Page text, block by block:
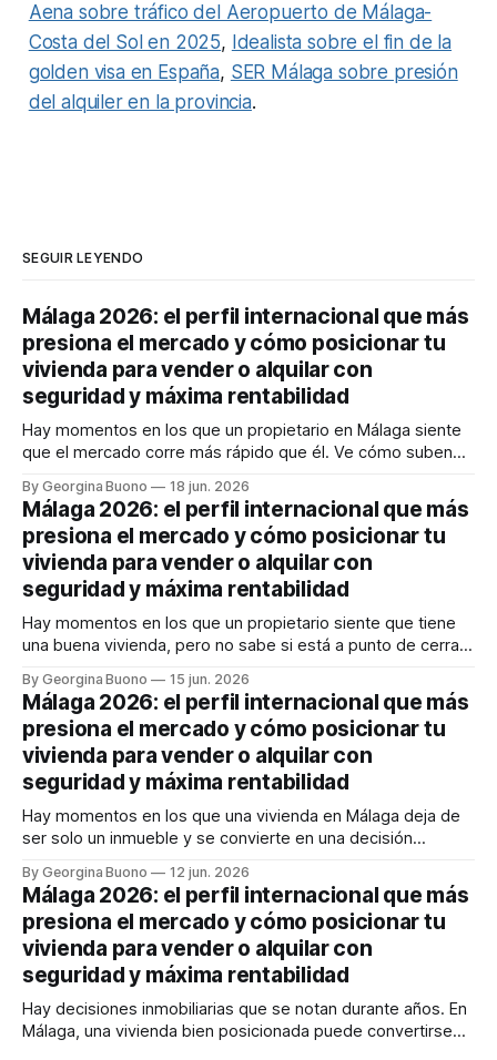
Aena sobre tráfico del Aeropuerto de Málaga-
Costa del Sol en 2025, Idealista sobre el fin de la
golden visa en España, SER Málaga sobre presión
del alquiler en la provincia.
SEGUIR LEYENDO
Málaga 2026: el perfil internacional que más
presiona el mercado y cómo posicionar tu
vivienda para vender o alquilar con
seguridad y máxima rentabilidad
Hay momentos en los que un propietario en Málaga siente
que el mercado corre más rápido que él. Ve cómo suben
compradores e inquilinos internacionales con expectativas
muy concretas. Y entonces aparece la gran duda: ¿vendo
ahora, alquilo, espero o estoy
By Georgina Buono 18 jun. 2026
Málaga 2026: el perfil internacional que más
presiona el mercado y cómo posicionar tu
vivienda para vender o alquilar con
seguridad y máxima rentabilidad
Hay momentos en los que un propietario siente que tiene
una buena vivienda, pero no sabe si está a punto de cerrar
Málaga, esa duda pesa más que nunca. El sueño
mediterráneo sigue atrayendo capital, talento y familias
internacionales,
By Georgina Buono 15 jun. 2026
Málaga 2026: el perfil internacional que más
presiona el mercado y cómo posicionar tu
vivienda para vender o alquilar con
seguridad y máxima rentabilidad
Hay momentos en los que una vivienda en Málaga deja de
ser solo un inmueble y se convierte en una decisión
en un mercado donde el comprador internacional llega
rápido, bien informado y con poder de decisión. Si alquilas,
quieres rentabilidad, sí,
By Georgina Buono 12 jun. 2026
Málaga 2026: el perfil internacional que más
presiona el mercado y cómo posicionar tu
vivienda para vender o alquilar con
seguridad y máxima rentabilidad
Hay decisiones inmobiliarias que se notan durante años. En
Málaga, una vivienda bien posicionada puede convertirse